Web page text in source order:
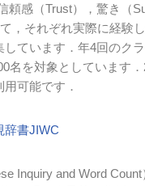
頼感（Trust），驚き（
，それぞれ実際に経験
しています．年4回のク
名を対象としています．
可能です．
辞書JIWC
Inquiry and Word Count